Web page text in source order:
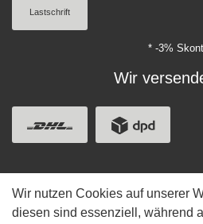
Lastschrift
* -3%
Wir
Wir nutzen Cookies auf unserer
diesen sind essenziell, während